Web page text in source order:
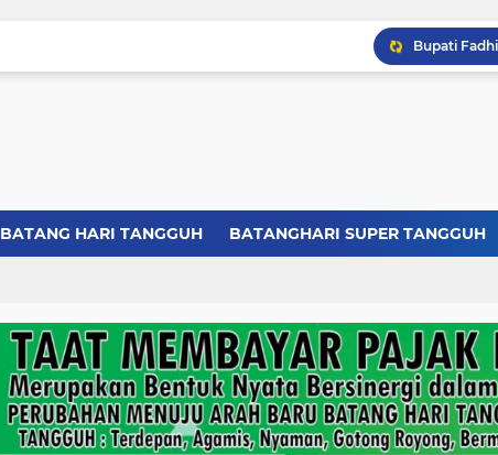
BATANG HARI TANGGUH BATANGHARI SUPER TANGGUH